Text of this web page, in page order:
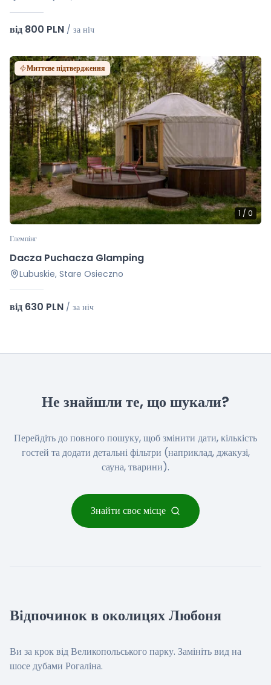
від 800 PLN / за ніч
Миттєве підтвердження
1 / 0
Глемпінг
Dacza Puchacza Glamping
Lubuskie, Stare Osieczno
від 630 PLN / за ніч
Не знайшли те, що шукали?
Перейдіть до повного пошуку, щоб змінити дати, кількість
гостей та додати детальні фільтри (наприклад, джакузі,
сауна, тварини).
Знайти своє місце
Відпочинок в околицях Любоня
Ви за крок від Великопольського парку. Замініть вид на
шосе дубами Рогаліна.